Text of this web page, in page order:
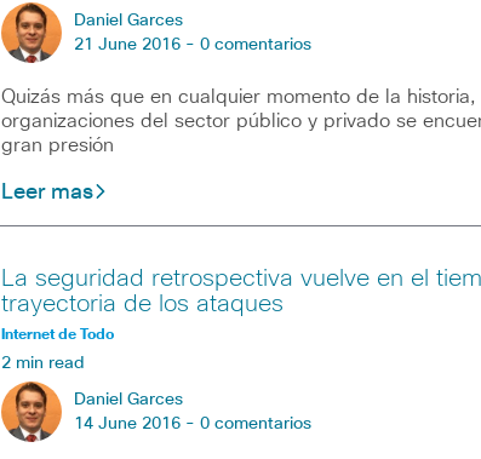
Daniel Garces
21 June 2016 - 0 comentarios
Quizás más que en cualquier momento de la historia,
organizaciones del sector público y privado se
gran presión
Leer mas
La seguridad retrospectiva vuelve en el
trayectoria de los ataques
Internet de Todo
2 min read
Daniel Garces
14 June 2016 - 0 comentarios